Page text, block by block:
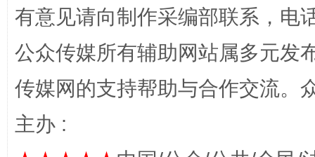
魏明
有意见请向制作采编部联系，电
公众传媒所有辅助网站属多元发
传媒网的支持帮助与合作交流。
主办 :